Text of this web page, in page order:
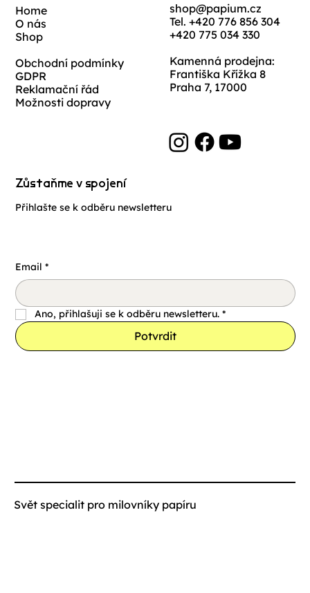
shop@papium.cz
Tel. +420 776 856 304
+420 775 034 330
Kamenná prodejna:
Františka Křížka 8
Praha 7, 17000
Home
O nás
Shop
Obchodní podmínky
GDPR
Reklamační řád
Možnosti dopravy
Svět specialit pro milovníky papíru
Zůstaňme v spojení
Přihlašte se k odběru newsletteru
Email *
Ano, přihlašuji se k odběru newsletteru. *
Potvrdit